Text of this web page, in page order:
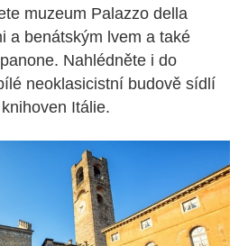
muzeum Palazzo della
a benátským lvem a také
Nahlédněte i do
neoklasicistní budově sídlí
Itálie.